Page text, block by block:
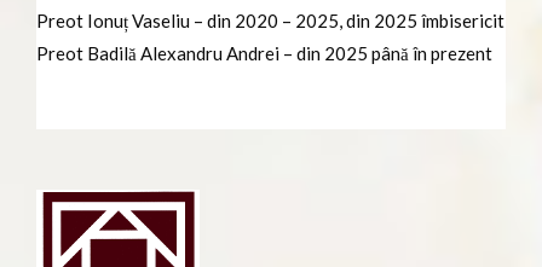
Preot Ionuț Vaseliu – din 2020 – 2025, din 2025 îmbisericit
Preot Badilă Alexandru Andrei – din 2025 până în prezent